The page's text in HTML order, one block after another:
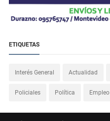
ETIQUETAS
Interés General Actualidad
Policiales Política Empleo